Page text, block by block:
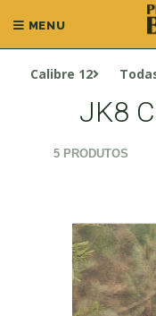
MENU
Calibre 12
JK8
5 PRODUTOS